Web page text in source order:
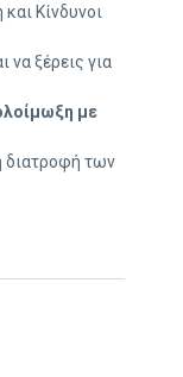
Κίνδυνοι
ξέρεις για
με
διατροφή των